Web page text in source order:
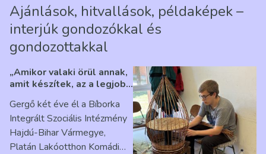
Ajánlások, hitvallások, példaképek –
interjúk gondozókkal és
gondozottakkal
„Amikor valaki örül annak,
amit készítek, az a legjobb
Ribárszky Gergő ellátottal
Gergő két éve él a Bíborka
Integrált Szociális Intézmény
Hajdú-Bihar Vármegye,
Platán Lakóotthon Komádi